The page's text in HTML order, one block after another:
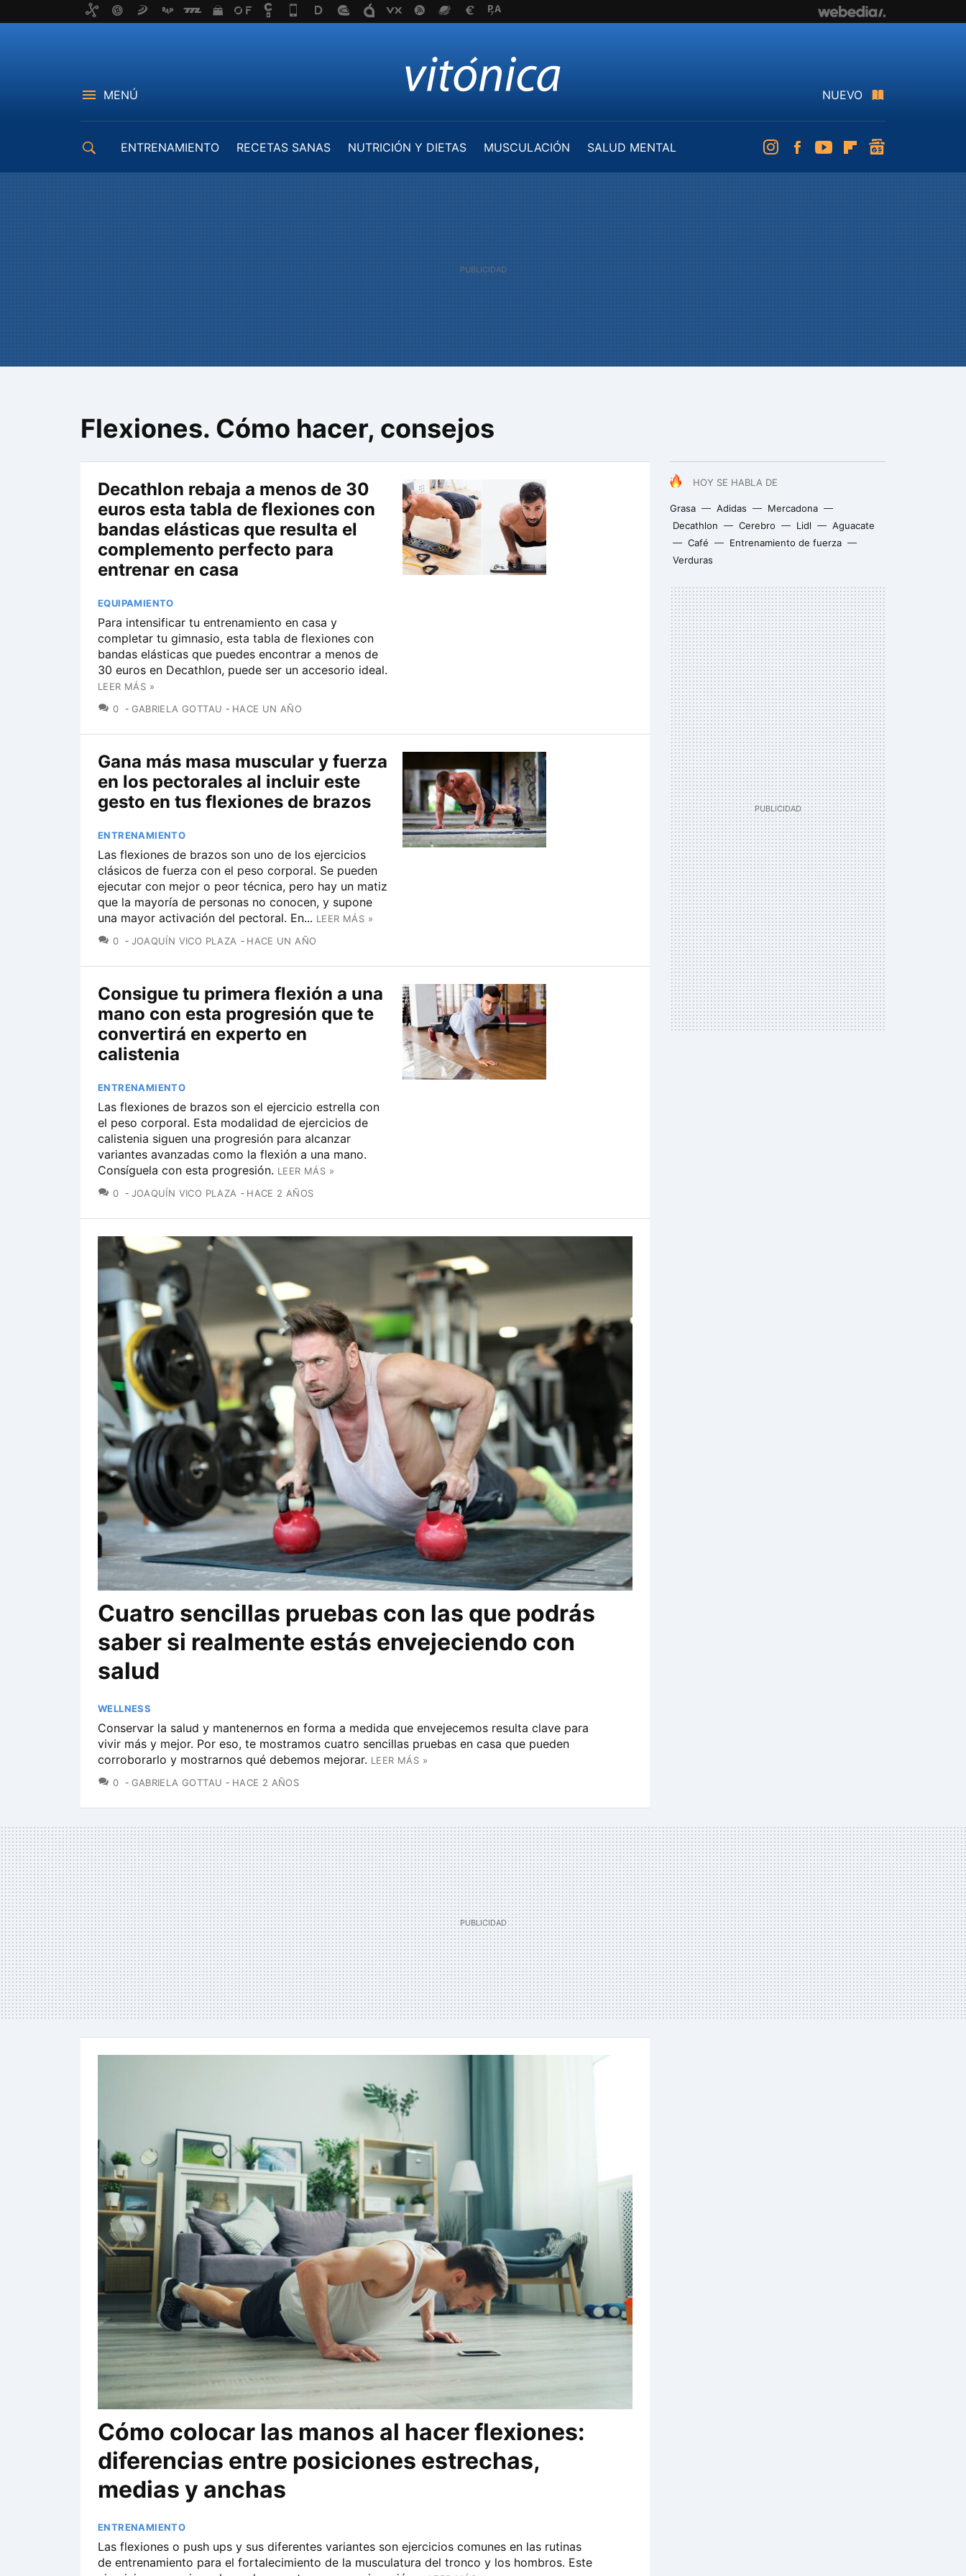
MENÚ NUEVO
ENTRENAMIENTO RECETAS SANAS NUTRICIÓN Y DIETAS MUSCULACIÓN
SALUD MENTAL
InstagramFacebookYoutubeFlipboard
Flexiones. Cómo hacer, consejos
HOY SE HABLA DE
Grasa Adidas
Mercadona
Decathlon
Cerebro Lidl
Aguacate
Café
Entrenamiento de fuerza
Verduras
Decathlon rebaja a menos de 30
euros esta tabla de flexiones con
bandas elásticas que resulta el
complemento perfecto para
entrenar en casa
EQUIPAMIENTO
Para intensificar tu entrenamiento en casa y
completar tu gimnasio, esta tabla de flexiones con
bandas elásticas que puedes encontrar a menos de
30 euros en Decathlon, puede ser un accesorio ideal.
LEER MÁS »
0 COMENTARIOS
GABRIELA GOTTAU HACE UN AÑO
Gana más masa muscular y fuerza
en los pectorales al incluir este
gesto en tus flexiones de brazos
ENTRENAMIENTO
Las flexiones de brazos son uno de los ejercicios
clásicos de fuerza con el peso corporal. Se pueden
ejecutar con mejor o peor técnica, pero hay un matiz
que la mayoría de personas no conocen, y supone
una mayor activación del pectoral. En... LEER MÁS »
0 COMENTARIOS
JOAQUÍN VICO PLAZA HACE UN AÑO
Consigue tu primera flexión a una
mano con esta progresión que te
convertirá en experto en
calistenia
ENTRENAMIENTO
Las flexiones de brazos son el ejercicio estrella con
el peso corporal. Esta modalidad de ejercicios de
calistenia siguen una progresión para alcanzar
variantes avanzadas como la flexión a una mano.
Consíguela con esta progresión. LEER MÁS »
0 COMENTARIOS
JOAQUÍN VICO PLAZA HACE 2 AÑOS
Cuatro sencillas pruebas con las que podrás
saber si realmente estás envejeciendo con
salud
WELLNESS
Conservar la salud y mantenernos en forma a medida que envejecemos resulta clave para
vivir más y mejor. Por eso, te mostramos cuatro sencillas pruebas en casa que pueden
corroborarlo y mostrarnos qué debemos mejorar. LEER MÁS »
0 COMENTARIOS
GABRIELA GOTTAU HACE 2 AÑOS
Cómo colocar las manos al hacer flexiones:
diferencias entre posiciones estrechas,
medias y anchas
ENTRENAMIENTO
Las flexiones o push ups y sus diferentes variantes son ejercicios comunes en las rutinas
de entrenamiento para el fortalecimiento de la musculatura del tronco y los hombros. Este